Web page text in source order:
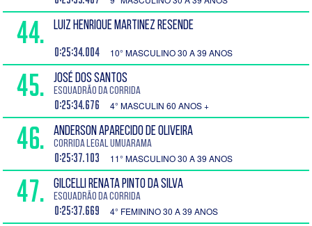
44. LUIZ HENRIQUE MARTINEZ RESENDE
0:25:34.004 10° MASCULINO 30 A 39 ANOS
45. JOSÉ DOS SANTOS
Esquadrão da Corrida
0:25:34.676 4° MASCULIN 60 ANOS +
46. ANDERSON APARECIDO DE OLIVEIRA
Corrida Legal Umuarama
0:25:37.103 11° MASCULINO 30 A 39 ANOS
47. GILCELLI RENATA PINTO DA SILVA
Esquadrão da Corrida
0:25:37.669 4° FEMININO 30 A 39 ANOS